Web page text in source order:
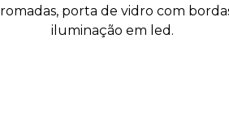
porta de vidro com
iluminação em led.